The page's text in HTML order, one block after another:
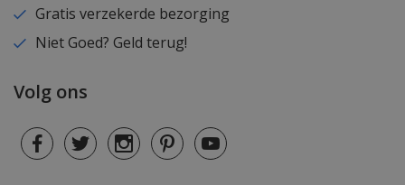
Gratis verzekerde bezorging
Niet Goed? Geld terug!
Volg ons